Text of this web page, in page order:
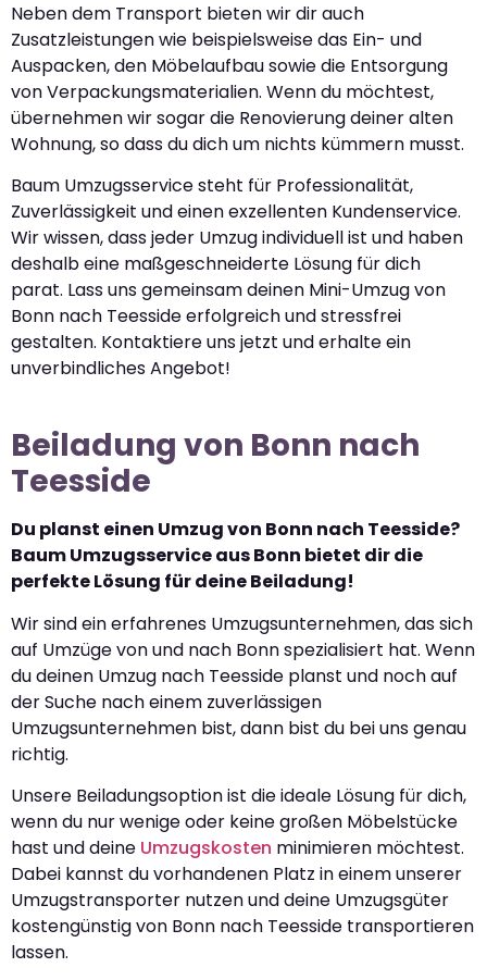
Neben dem Transport bieten wir dir auch
Zusatzleistungen wie beispielsweise das Ein- und
Auspacken, den Möbelaufbau sowie die Entsorgung
von Verpackungsmaterialien. Wenn du möchtest,
übernehmen wir sogar die Renovierung deiner alten
Wohnung, so dass du dich um nichts kümmern musst.
Baum Umzugsservice steht für Professionalität,
Zuverlässigkeit und einen exzellenten Kundenservice.
Wir wissen, dass jeder Umzug individuell ist und haben
deshalb eine maßgeschneiderte Lösung für dich
parat. Lass uns gemeinsam deinen Mini-Umzug von
Bonn nach Teesside erfolgreich und stressfrei
gestalten. Kontaktiere uns jetzt und erhalte ein
unverbindliches Angebot!
Beiladung von Bonn nach
Teesside
Du planst einen Umzug von Bonn nach Teesside?
Baum Umzugsservice aus Bonn bietet dir die
perfekte Lösung für deine Beiladung!
Wir sind ein erfahrenes Umzugsunternehmen, das sich
auf Umzüge von und nach Bonn spezialisiert hat. Wenn
du deinen Umzug nach Teesside planst und noch auf
der Suche nach einem zuverlässigen
Umzugsunternehmen bist, dann bist du bei uns genau
richtig.
Unsere Beiladungsoption ist die ideale Lösung für dich,
wenn du nur wenige oder keine großen Möbelstücke
hast und deine Umzugskosten minimieren möchtest.
Dabei kannst du vorhandenen Platz in einem unserer
Umzugstransporter nutzen und deine Umzugsgüter
kostengünstig von Bonn nach Teesside transportieren
lassen.